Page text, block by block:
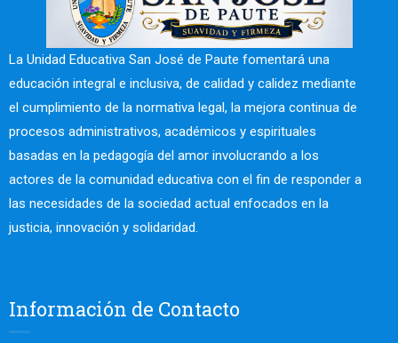
La Unidad Educativa San José de Paute fomentará una
educación integral e inclusiva, de calidad y calidez mediante
el cumplimiento de la normativa legal, la mejora continua de
procesos administrativos, académicos y espirituales
basadas en la pedagogía del amor involucrando a los
actores de la comunidad educativa con el fin de responder a
las necesidades de la sociedad actual enfocados en la
justicia, innovación y solidaridad.
Información de Contacto